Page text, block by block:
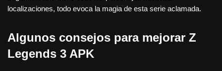
localizaciones, todo evoca la magia de esta serie aclamada.
Algunos consejos para mejorar Z
Legends 3 APK